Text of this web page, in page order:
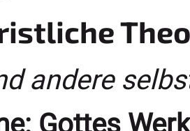
andere